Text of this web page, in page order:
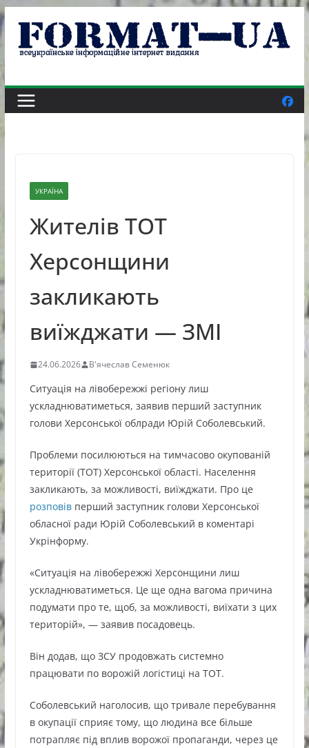
Skip
content
УКРАЇНА
Жителів ТОТ
Херсонщини
закликають
виїжджати — ЗМІ
24.06.2026 В'ячеслав Семенюк
Ситуація на лівобережжі регіону лиш
ускладнюватиметься, заявив перший заступник
голови Херсонської облради Юрій Соболевський.
Проблеми посилюються на тимчасово окупованій
території (ТОТ) Херсонської області. Населення
закликають, за можливості, виїжджати. Про це
розповівперший заступник голови Херсонської
обласної ради Юрій Соболевський в коментарі
Укрінформу.
«Ситуація на лівобережжі Херсонщини лиш
ускладнюватиметься. Це ще одна вагома причина
подумати про те, щоб, за можливості, виїхати з цих
територій», — заявив посадовець.
Він додав, що ЗСУ продовжать системно
працювати по ворожій логістиці на ТОТ.
Соболевський наголосив, що тривале перебування
в окупації сприяє тому, що людина все більше
потрапляє під вплив ворожої пропаганди, через це